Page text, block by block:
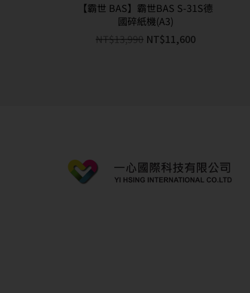
【霸世 BAS】霸世BAS S-31S德
國碎紙機(A3)
NT$ 13,990 NT$11,600